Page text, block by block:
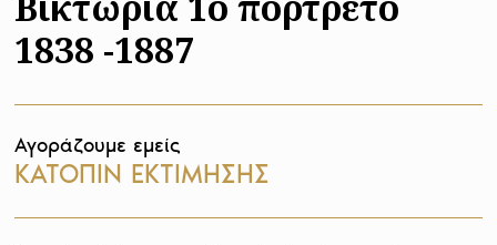
1838 -1887
Αγοράζουμε εμείς
ΚΑΤΟΠΙΝ ΕΚΤΙΜΗΣΗΣ